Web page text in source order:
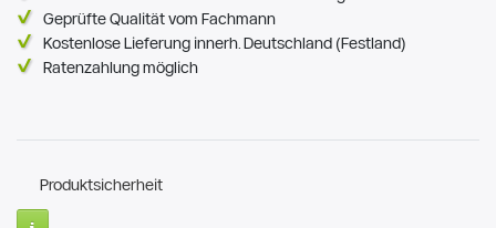
Geprüfte Qualität vom Fachmann
Kostenlose Lieferung innerh. Deutschland (Festland)
Ratenzahlung möglich
Produktsicherheit